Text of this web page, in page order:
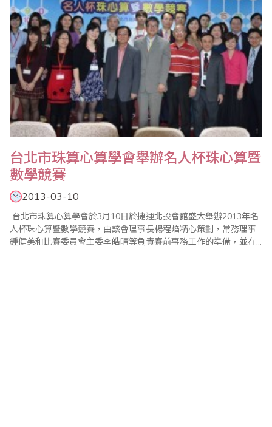
台北市珠算心算學會舉辦名人杯珠心算暨
數學競賽
2013-03-10
台北市珠算心算學會於3月10日於捷運北投會館盛大舉辦2013年名
人杯珠心算暨數學競賽，由該會理事長楊程焰精心策劃，常務理事
鍾健美和比賽委員會主委李皓晴等負責賽前事務工作的準備，並在